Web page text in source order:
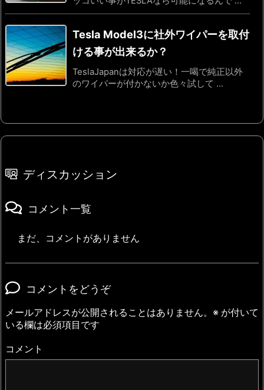
Tesla Model3に社外ワイパーを取付
ける事が出来るか？
TeslaJapanは対応が遅い！一喝で純正以外
のワイパーが付かないか色々試して ...
ディスカッション
コメント一覧
まだ、コメントがありません
コメントをどうぞ
メールアドレスが公開されることはありません。 ※ が付いて
いる欄は必須項目です
コメント